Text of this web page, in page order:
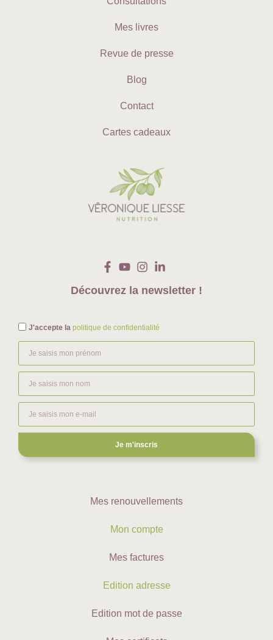
Mes livres
Revue de presse
Blog
Contact
Cartes cadeaux
Découvrez la newsletter !
J'accepte la politique de confidentialité
Je m'inscris
Mes renouvellements
Mon compte
Mes factures
Edition adresse
Edition mot de passe